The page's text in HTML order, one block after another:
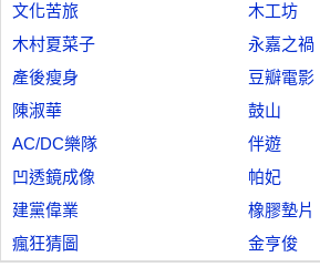
文化苦旅
木工坊
木村夏菜子
永嘉之禍
產後瘦身
豆瓣電影
陳淑華
鼓山
AC/DC樂隊
伴遊
凹透鏡成像
帕妃
建黨偉業
橡膠墊片
瘋狂猜圖
金亨俊